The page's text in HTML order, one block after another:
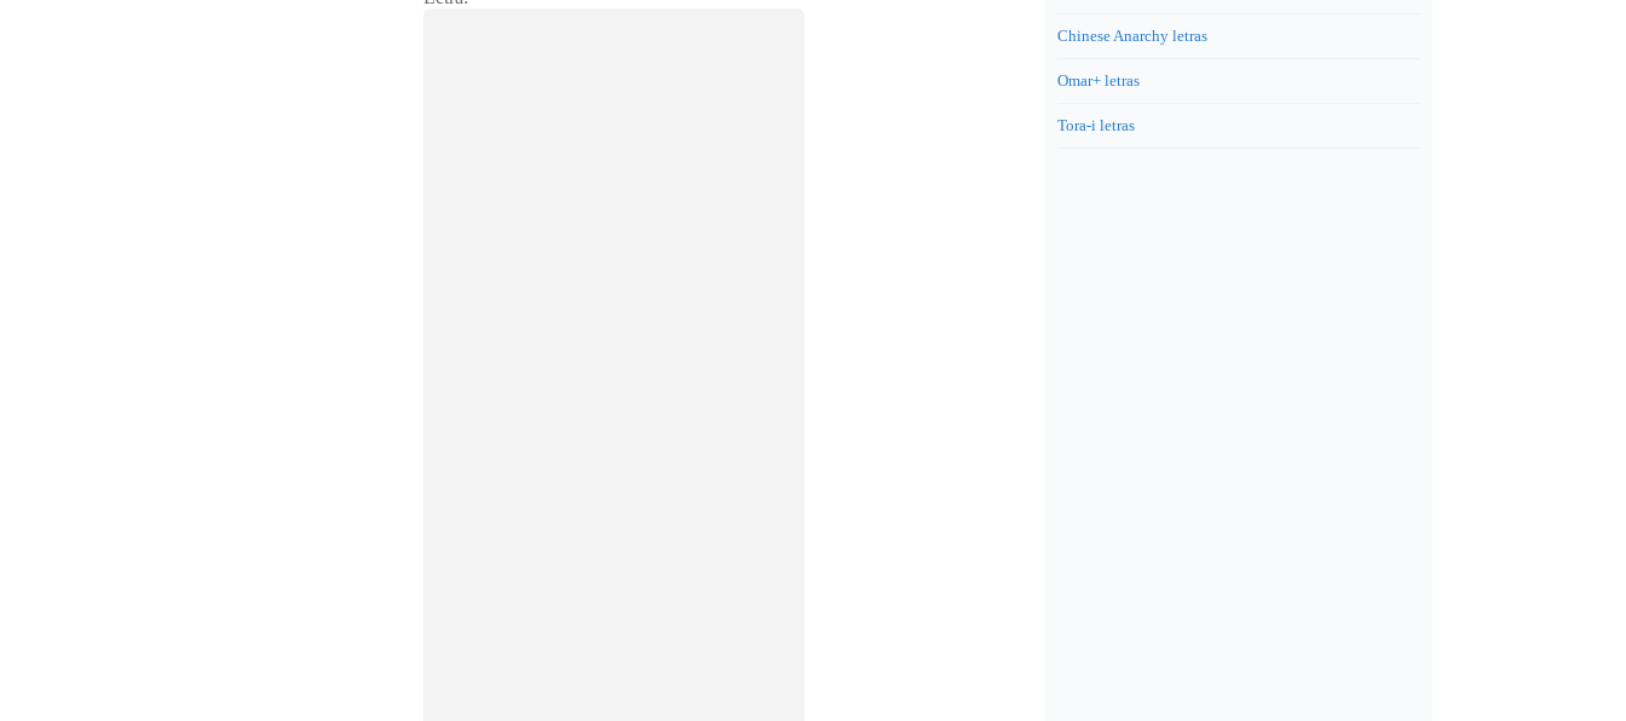
Chinese Anarchy letras
Omar+ letras
Tora-i letras